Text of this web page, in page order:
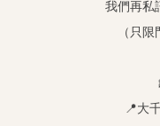
我們再私
（只
📍大